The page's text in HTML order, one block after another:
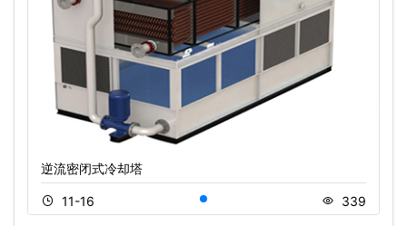
逆流密闭式冷却塔
11-16 339